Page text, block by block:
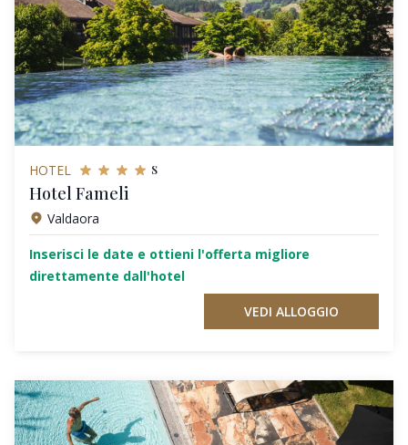
HOTEL s
Hotel Fameli
Valdaora
Inserisci le date e ottieni l'offerta migliore
direttamente dall'hotel
VEDI ALLOGGIO